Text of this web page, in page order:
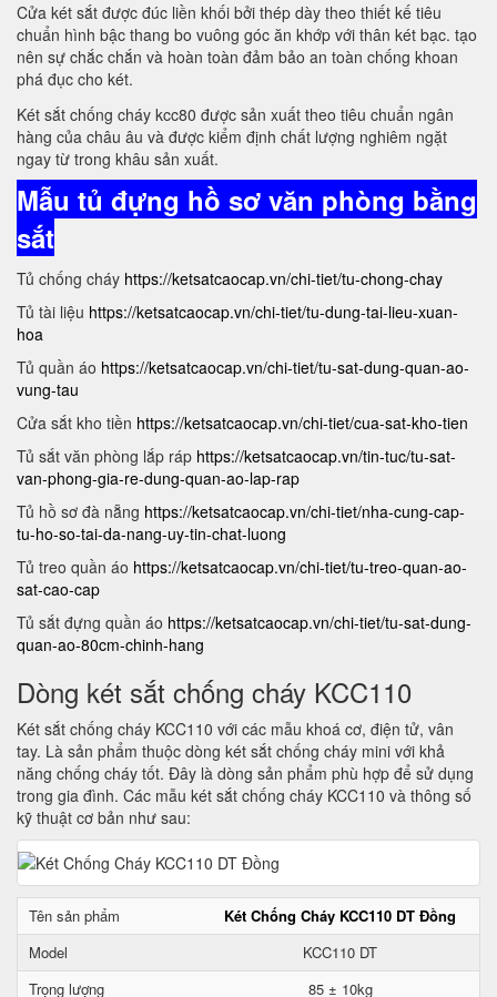
Cửa két sắt được đúc liền khối bởi thép dày theo thiết kế tiêu
chuẩn hình bậc thang bo vuông góc ăn khớp với thân két bạc. tạo
nên sự chắc chắn và hoàn toàn đảm bảo an toàn chống khoan
phá đục cho két.
Két sắt chống cháy kcc80 được sản xuất theo tiêu chuẩn ngân
hàng của châu âu và được kiểm định chất lượng nghiêm ngặt
ngay từ trong khâu sản xuất.
Mẫu tủ đựng hồ sơ văn phòng bằng
sắt
Tủ chống cháy https://ketsatcaocap.vn/chi-tiet/tu-chong-chay
Tủ tài liệu https://ketsatcaocap.vn/chi-tiet/tu-dung-tai-lieu-xuan-
hoa
Tủ quần áo https://ketsatcaocap.vn/chi-tiet/tu-sat-dung-quan-ao-
vung-tau
Cửa sắt kho tiền https://ketsatcaocap.vn/chi-tiet/cua-sat-kho-tien
Tủ sắt văn phòng lắp ráp https://ketsatcaocap.vn/tin-tuc/tu-sat-
van-phong-gia-re-dung-quan-ao-lap-rap
Tủ hồ sơ đà nẵng https://ketsatcaocap.vn/chi-tiet/nha-cung-cap-
tu-ho-so-tai-da-nang-uy-tin-chat-luong
Tủ treo quần áo https://ketsatcaocap.vn/chi-tiet/tu-treo-quan-ao-
sat-cao-cap
Tủ sắt đựng quần áo https://ketsatcaocap.vn/chi-tiet/tu-sat-dung-
quan-ao-80cm-chinh-hang
Dòng két sắt chống cháy KCC110
Két sắt chống cháy KCC110 với các mẫu khoá cơ, điện tử, vân
tay. Là sản phẩm thuộc dòng két sắt chống cháy mini với khả
năng chống cháy tốt. Đây là dòng sản phẩm phù hợp để sử dụng
trong gia đình. Các mẫu két sắt chống cháy KCC110 và thông số
kỹ thuật cơ bản như sau:
Tên sản phẩm
Két Chống Cháy KCC110 DT Đồng
Model
KCC110 DT
Trọng lượng
85 ± 10kg